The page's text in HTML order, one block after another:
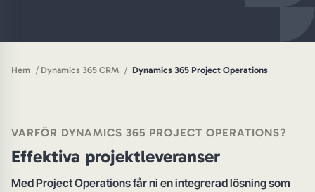
Hem / Dynamics 365 CRM / Dynamics 365 Project Operations
VARFÖR DYNAMICS 365 PROJECT OPERATIONS?
Effektiva projektleveranser
Med Project Operations får ni en integrerad lösning som